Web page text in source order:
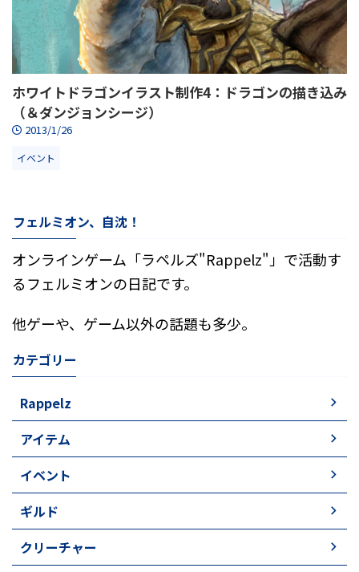
ホワイトドラゴンイラスト制作4：ドラゴンの描き込み
（＆ダンジョンシージ）
2013/1/26
イベント
フェルミオン、自沈！
オンラインゲーム「ラペルズ"Rappelz"」で活動す
るフェルミオンの日記です。
他ゲーや、ゲーム以外の話題も多少。
カテゴリー
Rappelz
アイテム
イベント
ギルド
クリーチャー